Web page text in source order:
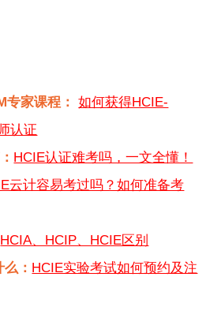
专家课程：
如何获得HCIE-
认证
HCIE认证难考吗，一文全懂！
云计容易考过吗？如何准备考
HCIA、HCIP、HCIE区别
： HCIE实验考试如何预约及注